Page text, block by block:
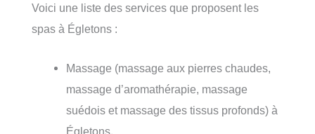
Voici une liste des services que proposent les
spas à Égletons :
Massage (massage aux pierres chaudes,
massage d’aromathérapie, massage
suédois et massage des tissus profonds) à
Égletons,